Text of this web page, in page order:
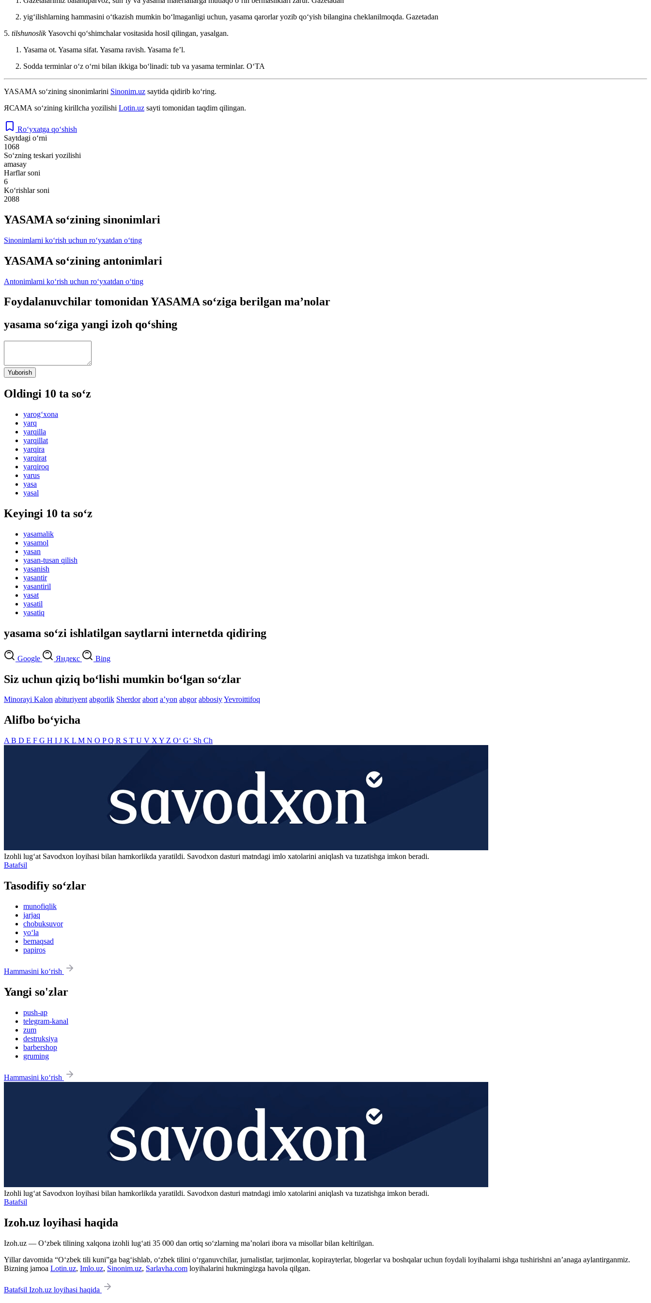
yigʻilishlarning hammasini oʻtkazish mumkin boʻlmaganligi uchun, yasama qarorlar yozib qoʻyish bilangina cheklanilmoqda. Gazetadan
5. tilshunoslikYasovchi qoʻshimchalar vositasida hosil qilingan, yasalgan.
Yasama ot. Yasama sifat. Yasama ravish. Yasama feʼl.
Sodda terminlar oʻz oʻrni bilan ikkiga boʻlinadi: tub va yasama terminlar. OʻTA
YASAMA so‘zining sinonimlarini Sinonim.uz saytida qidirib ko‘ring.
ЯСАМА so‘zining kirillcha yozilishi Lotin.uz sayti tomonidan taqdim qilingan.
Ro‘yxatga qo‘shish
Saytdagi o‘rni
1068
So‘zning teskari yozilishi
amasay
Harflar soni
6
Ko‘rishlar soni
2088
YASAMA so‘zining sinonimlari
Sinonimlarni ko‘rish uchun ro‘yxatdan o‘ting
YASAMA so‘zining antonimlari
Antonimlarni ko‘rish uchun ro‘yxatdan o‘ting
Foydalanuvchilar tomonidan YASAMA so‘ziga berilgan ma’nolar
yasama so‘ziga yangi izoh qo‘shing
Yuborish
Oldingi 10 ta so‘z
yarog‘xona
yarq
yarqilla
yarqillat
yarqira
yarqirat
yarqiroq
yarus
yasa
yasal
Keyingi 10 ta so‘z
yasamalik
yasamol
yasan
yasan-tusan qilish
yasanish
yasantir
yasantiril
yasat
yasatil
yasatiq
yasama so‘zi ishlatilgan saytlarni internetda qidiring
Google Яндекс Bing
Siz uchun qiziq bo‘lishi mumkin bo‘lgan so‘zlar
Minorayi Kalon abituriyent abgorlik Sherdor abort aʼyon abgor abbosiyYevroittifoq
Alifbo bo‘yicha
A B D E F G H I J K L M N O PQ R S T U V X Y Z O‘ G‘ Sh Ch
Izohli lugʻat Savodxon loyihasi bilan hamkorlikda yaratildi. Savodxon dasturi matndagi imlo xatolarini aniqlash va tuzatishga imkon beradi.
Batafsil
Tasodifiy so‘zlar
munofiqlik
jarjaq
chobuksuvor
yo‘la
bemaqsad
papiros
Hammasini ko‘rish
Yangi so'zlar
push-ap
telegram-kanal
zum
destruksiya
barbershop
gruming
Hammasini ko‘rish
Izohli lugʻat Savodxon loyihasi bilan hamkorlikda yaratildi. Savodxon dasturi matndagi imlo xatolarini aniqlash va tuzatishga imkon beradi.
Batafsil
Izoh.uz loyihasi haqida
Izoh.uz — O‘zbek tilining xalqona izohli lug‘ati 35 000 dan ortiq so‘zlarning ma’nolari ibora va misollar bilan keltirilgan.
Yillar davomida “O‘zbek tili kuni”ga bag‘ishlab, o‘zbek tilini o‘rganuvchilar, jurnalistlar, tarjimonlar, kopirayterlar, blogerlar va boshqalar uchun foydali loyihalarni ishga tushirishni an’anaga aylantirganmiz.
Bizning jamoa Lotin.uz, Imlo.uz, Sinonim.uz, Sarlavha.com loyihalarini hukmingizga havola qilgan.
Batafsil Izoh.uz loyihasi haqida